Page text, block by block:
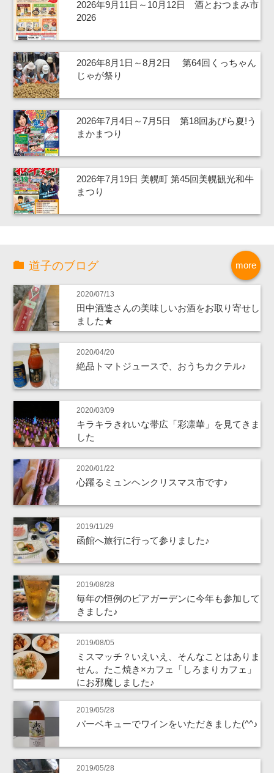
2026年9月11日～10月12日 酒とおつまみ市
2026
2026年8月1日～8月2日 第64回くっちゃん
じゃが祭り
2026年7月4日～7月5日 第18回あびら夏!う
まかまつり
2026年7月19日 美幌町 第45回美幌観光和牛
まつり
more
道子のブログ
2020/07/13
田中酒造さんの美味しいお酒をお取り寄せし
ました★
2020/04/20
絶品トマトジュースで、おうちカクテル♪
2020/03/09
キラキラきれいな帯広「彩凛華」を見てきま
した
2020/01/22
心躍るミュンヘンクリスマス市です♪
2019/11/29
函館へ旅行に行って参りました♪
2019/08/28
毎年の恒例のビアガーデンに今年も参加して
きました♪
2019/08/05
ミスマッチ？いえいえ、そんなことはありま
せん。たこ焼き×カフェ「しろまりカフェ」
にお邪魔しました♪
2019/05/28
バーベキューでワインをいただきました(^^♪
2019/05/28